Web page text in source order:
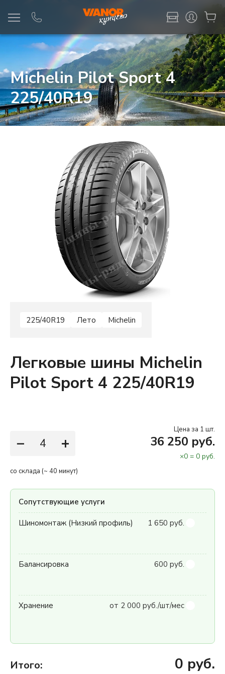
Michelin Pilot Sport 4
225/40R19
225/40R19 Лето Michelin
Легковые шины Michelin
Pilot Sport 4 225/40R19
− +
Цена за 1 шт.
36 250 руб.
×0 = 0 руб.
со склада (~ 40 минут)
Сопутствующие услуги
Шиномонтаж (Низкий профиль) 1 650 руб.
Балансировка 600 руб.
Хранение от 2 000 руб./шт/мес
Итого: 0 руб.
Информация Фото товара